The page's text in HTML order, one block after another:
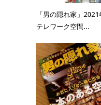
「男の隠れ家」
テレワーク空間...